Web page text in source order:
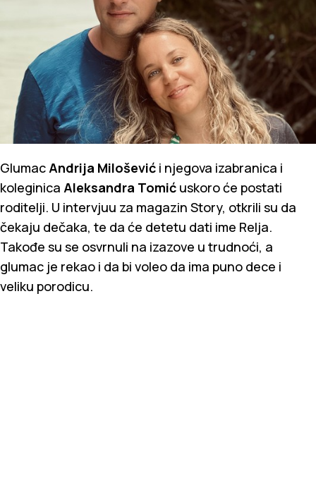
Glumac Andrija Milošević i njegova izabranica i
koleginica Aleksandra Tomić uskoro će postati
roditelji. U intervjuu za magazin Story, otkrili su da
čekaju dečaka, te da će detetu dati ime Relja.
Takođe su se osvrnuli na izazove u trudnoći, a
glumac je rekao i da bi voleo da ima puno dece i
veliku porodicu.